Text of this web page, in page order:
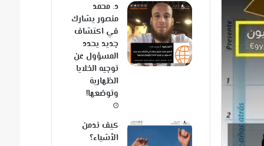
د. محمد
منصور يشارك
في اكتشاف
جديد يحدد
المسؤول عن
توجيه الخلايا
الظهارية
وتوضعها!
كيف ندمن
الأشياء؟